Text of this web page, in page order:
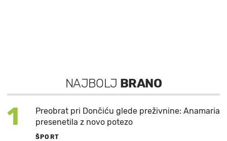
NAJBOLJ BRANO
1
Preobrat pri Dončiću glede preživnine: Anamaria
presenetila z novo potezo
ŠPORT